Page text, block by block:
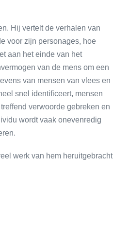
Hij vertelt de verhalen van
voor zijn personages, hoe
aan het einde van het
van de mens om een
van mensen van vlees en
snel identificeert, mensen
verwoorde gebreken en
wordt vaak onevenredig
werk van hem heruitgebracht